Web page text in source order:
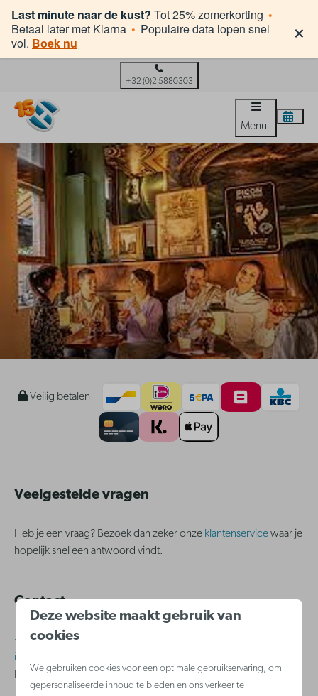
Last minute naar de kust? Tot 25% zomerkorting •
Betaal later met Klarna • Populaire data lopen snel
vol. Boek nu ×
+32 (0)2 5880303
Menu
Veilig betalen
Veelgestelde vragen
Heb je een vraag? Bezoek dan zeker onze klantenservicewaar je
hopelijk snel een antwoord vindt.
Contact
+32 (0)2 588 03 03
info@holidaysuites.nl
Bereikbaar van maandag tot en met zondag van 8u tot 22u.
Deze website maakt gebruik van
cookies
We gebruiken cookies voor een optimale gebruikservaring, om
gepersonaliseerde inhoud te bieden en ons verkeer te